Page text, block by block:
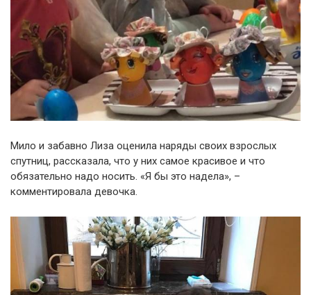
Мило и забавно Лиза оценила наряды своих взрослых
спутниц, рассказала, что у них самое красивое и что
обязательно надо носить. «Я бы это надела», –
комментировала девочка.